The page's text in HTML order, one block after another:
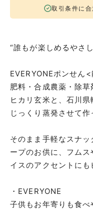
取引条件に
“誰もが楽しめるやさ
EVERYONEポンせん
肥料・合成農薬・除
ヒカリ玄米と、石川
じっくり蒸発させて作
そのまま手軽なスナ
ープのお供に、フム
イスのアクセントにも
・EVERYONE
子供もお年寄りも食